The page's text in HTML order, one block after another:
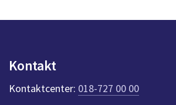
y
n
t
Kontakt
Kontaktcenter: 018-727 00 00